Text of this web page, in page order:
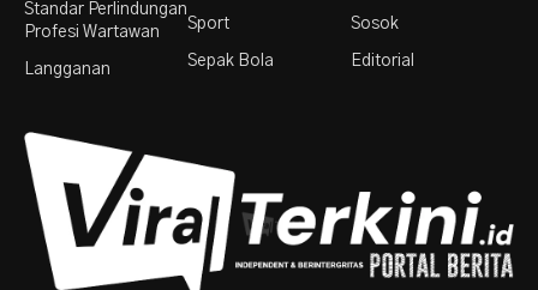
Standar Perlindungan
Profesi Wartawan
Langganan
Sport
Sepak Bola
Sosok
Editorial